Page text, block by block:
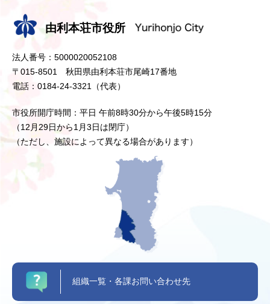
由利本荘市役所
法人番号：5000020052108
〒015-8501 秋田県由利本荘市尾崎17番地
電話：0184-24-3321（代表）
市役所開庁時間：平日 午前8時30分から午後5時15分
（12月29日から1月3日は閉庁）
（ただし、施設によって異なる場合があります）
組織一覧・各課お問い合わせ先